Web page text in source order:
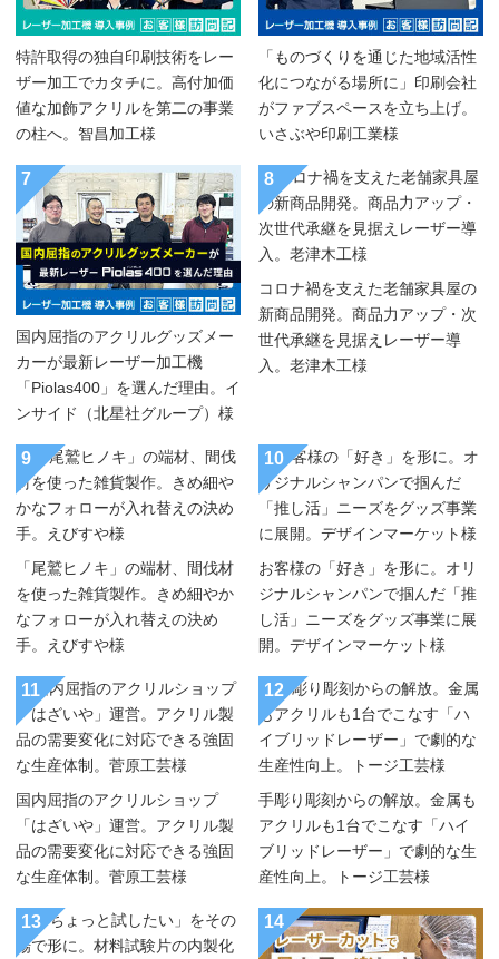
特許取得の独自印刷技術をレー
ザー加工でカタチに。高付加価
値な加飾アクリルを第二の事業
の柱へ。智昌加工様
「ものづくりを通じた地域活性
化につながる場所に」印刷会社
がファブスペースを立ち上げ。
いさぶや印刷工業様
7
国内屈指のアクリルグッズメー
カーが最新レーザー加工機
「Piolas400」を選んだ理由。イ
ンサイド（北星社グループ）様
8
コロナ禍を支えた老舗家具屋の
新商品開発。商品力アップ・次
世代承継を見据えレーザー導
入。老津木工様
9
「尾鷲ヒノキ」の端材、間伐材
を使った雑貨製作。きめ細やか
なフォローが入れ替えの決め
手。えびすや様
10
お客様の「好き」を形に。オリ
ジナルシャンパンで掴んだ「推
し活」ニーズをグッズ事業に展
開。デザインマーケット様
11
国内屈指のアクリルショップ
「はざいや」運営。アクリル製
品の需要変化に対応できる強固
な生産体制。菅原工芸様
12
手彫り彫刻からの解放。金属も
アクリルも1台でこなす「ハイ
ブリッドレーザー」で劇的な生
産性向上。トージ工芸様
13 14